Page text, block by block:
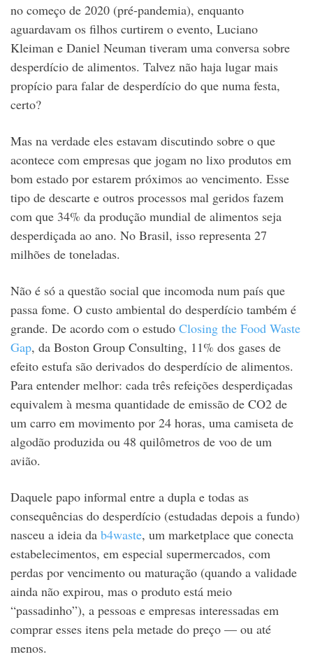
no começo de 2020 (pré-pandemia), enquanto
aguardavam os filhos curtirem o evento, Luciano
Kleiman e Daniel Neuman tiveram uma conversa sobre
desperdício de alimentos. Talvez não haja lugar mais
propício para falar de desperdício do que numa festa,
certo?
Mas na verdade eles estavam discutindo sobre o que
acontece com empresas que jogam no lixo produtos em
bom estado por estarem próximos ao vencimento. Esse
tipo de descarte e outros processos mal geridos fazem
com que 34% da produção mundial de alimentos seja
desperdiçada ao ano. No Brasil, isso representa 27
milhões de toneladas.
Não é só a questão social que incomoda num país que
passa fome. O custo ambiental do desperdício também é
grande. De acordo com o estudo Closing the Food Waste
Gap, da Boston Group Consulting, 11% dos gases de
efeito estufa são derivados do desperdício de alimentos.
Para entender melhor: cada três refeições desperdiçadas
equivalem à mesma quantidade de emissão de CO2 de
um carro em movimento por 24 horas, uma camiseta de
algodão produzida ou 48 quilômetros de voo de um
avião.
Daquele papo informal entre a dupla e todas as
consequências do desperdício (estudadas depois a fundo)
nasceu a ideia da b4waste, um marketplace que conecta
estabelecimentos, em especial supermercados, com
perdas por vencimento ou maturação (quando a validade
ainda não expirou, mas o produto está meio
“passadinho”), a pessoas e empresas interessadas em
comprar esses itens pela metade do preço — ou até
menos.